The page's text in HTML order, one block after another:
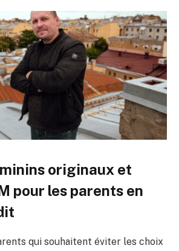
originaux et
pour les parents en
qui souhaitent éviter les choix